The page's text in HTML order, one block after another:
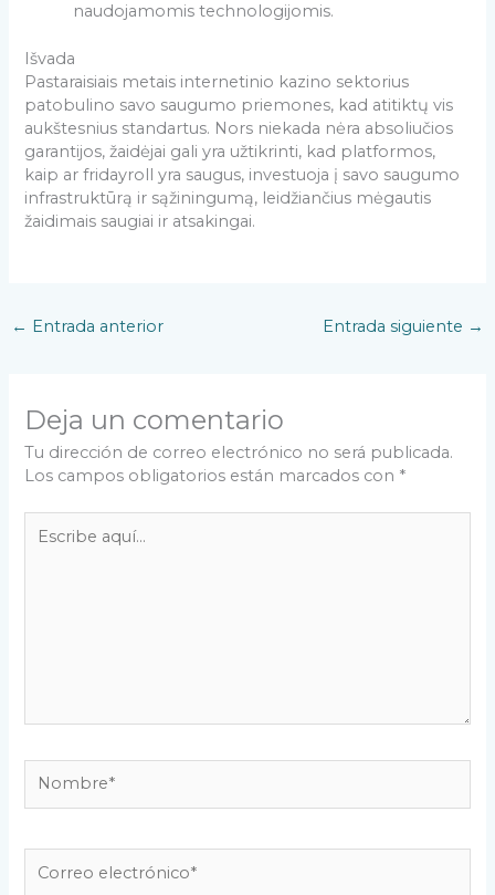
naudojamomis technologijomis.
Išvada
Pastaraisiais metais internetinio kazino sektorius
patobulino savo saugumo priemones, kad atitiktų vis
aukštesnius standartus. Nors niekada nėra absoliučios
garantijos, žaidėjai gali yra užtikrinti, kad platformos,
kaip ar fridayroll yra saugus, investuoja į savo saugumo
infrastruktūrą ir sąžiningumą, leidžiančius mėgautis
žaidimais saugiai ir atsakingai.
← Entrada anterior Entrada siguiente →
Deja un comentario
Tu dirección de correo electrónico no será publicada.
Los campos obligatorios están marcados con *
aquí...
electrónico*